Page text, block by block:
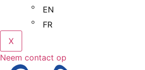
EN
FR
X
Neem contact op